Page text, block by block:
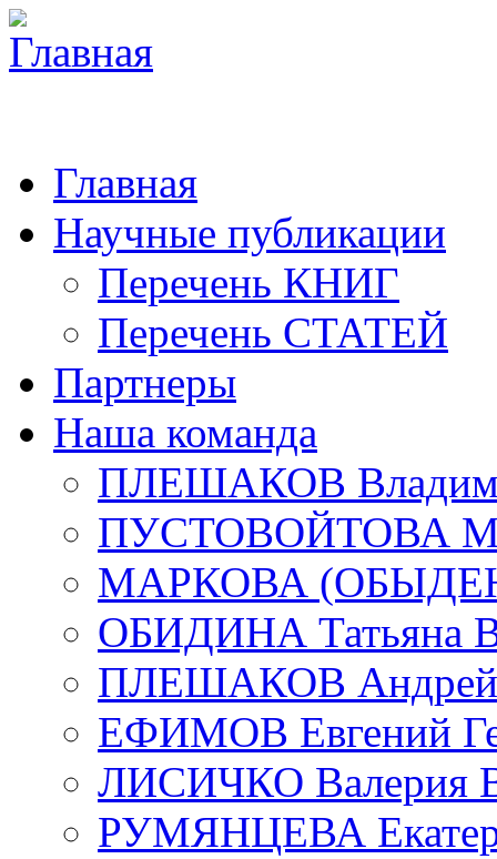
Главная
Научные публикации
Перечень КНИГ
Перечень СТАТЕЙ
Партнеры
Наша команда
ПЛЕШАКОВ
ПУСТОВОЙТОВА
МАРКОВА
ОБИДИНА Татьяна
ПЛЕШАКОВ Андрей
ЕФИМОВ Евгений
ЛИСИЧКО Валерия
РУМЯНЦЕВА